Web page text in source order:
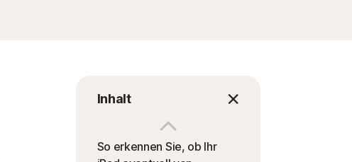
Inhalt
So erkennen Sie, ob Ihr